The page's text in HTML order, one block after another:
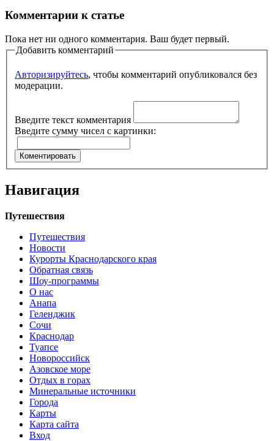
Комментарии к статье
Пока нет ни одного комментария. Ваш будет первый.
Добавить комментарий
Авторизируйтесь, чтобы комментарий опубликовался без
модерации.
Введите текст комментария
Введите сумму чисел с картинки:
Навигация
Путешествия
Путешествия
Новости
Курорты Краснодарского края
Обратная связь
Шоу-программы
О нас
Анапа
Геленджик
Сочи
Краснодар
Туапсе
Новороссийск
Азовское море
Отдых в горах
Минеральные источники
Города
Карты
Карта сайта
Вход